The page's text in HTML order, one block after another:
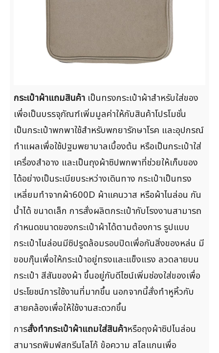
กระเป๋าผ้าแถมสินค้า เป็นทรงกระเป๋าผ้าสำหรับใส่ของ
เพื่อเป็นบรรจุภัณฑ์เพิ่มมูลค่าให้กับสินค้าโปรโมชั่น
เป็นกระเป๋าพกพาใช้สำหรับพกยารักษาโรค และอุปกรณ์
ทำแผลเพื่อใช้ปฐมพยาบาลเบื้องต้น หรือเป็นกระเป๋าใส่
เครื่องสำอาง และเป็นถุงผ้าซิปพกพาที่ช่วยให้เก็บของ
ได้อย่างเป็นระเบียบระหว่างเดินทาง กระเป๋าเป็นทรง
เหลี่ยมทำจากผ้า600D ผ้าแคนวาส หรือผ้าไนล่อน กัน
น้ำได้ ขนาดเล็ก การสั่งผลิตกระเป๋ากับโรงงานสามารถ
กำหนดขนาดของกระเป๋าผ้าได้ตามต้องการ รูปแบบ
กระเป๋าไนล่อนมีซิปรูดล้อมรอบปิดเพื่อกันสิ่งของหล่น มี
ขอบกุ๊นเพื่อให้กระเป๋าอยู่ทรงและแข็งแรง ลวดลายบน
กระเป๋า สีสันของผ้า ขึ้นอยู่กับดีไซน์เพิ่มช่องใส่ของเพื่อ
ประโยชน์การใช้งานที่มากขึ้น นอกจากนี้สั่งทำหูหิ้วกับ
สายคล้องเพื่อให้ใช้งานสะดวกขึ้น
การสั่งทำกระเป๋าผ้าแถมใส่สินค้าหรือถุงผ้าซิปไนล่อน
สามารถพิมพ์สกรีนโลโก้ ข้อความ สโลแกนเพื่อ